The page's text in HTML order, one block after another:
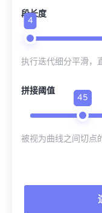
段长度
4
执行迭代细分平滑，
拼接阈值
45
被视为曲线之间切点